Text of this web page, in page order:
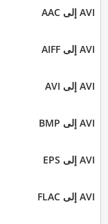
AVI إلى AAC
AVI إلى AIFF
AVI إلى AVI
AVI إلى BMP
AVI إلى EPS
AVI إلى FLAC